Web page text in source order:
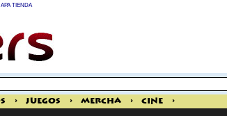
TIENDA
> Juegos > Mercha > Cine
>